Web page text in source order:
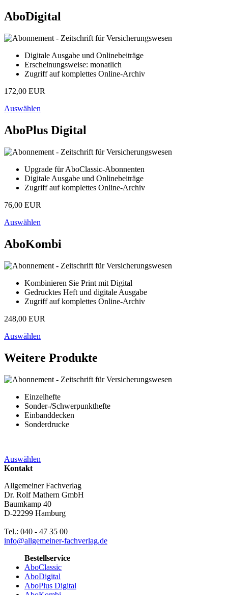
AboDigital
Digitale Ausgabe und Onlinebeiträge
Erscheinungsweise: monatlich
Zugriff auf komplettes Online-Archiv
172,00 EUR
Auswählen
AboPlus Digital
Upgrade für AboClassic-Abonnenten
Digitale Ausgabe und Onlinebeiträge
Zugriff auf komplettes Online-Archiv
76,00 EUR
Auswählen
AboKombi
Kombinieren Sie Print mit Digital
Gedrucktes Heft und digitale Ausgabe
Zugriff auf komplettes Online-Archiv
248,00 EUR
Auswählen
Weitere Produkte
Einzelhefte
Sonder-/Schwerpunkthefte
Einbanddecken
Sonderdrucke
Auswählen
Kontakt
Allgemeiner Fachverlag
Dr. Rolf Mathern GmbH
Baumkamp 40
D-22299 Hamburg
Tel.: 040 - 47 35 00
info@allgemeiner-fachverlag.de
Bestellservice
AboClassic
AboDigital
AboPlus Digital